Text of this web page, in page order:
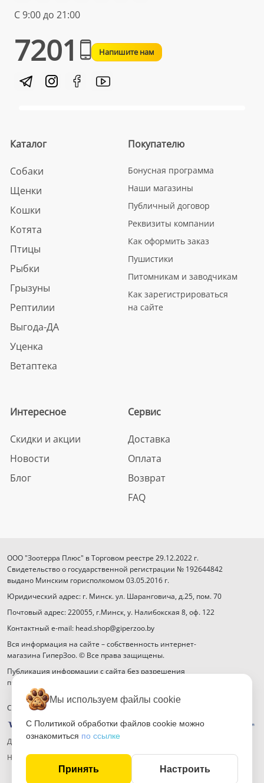
С 9:00 до 21:00
7201 Напишите нам
Каталог
Собаки
Щенки
Кошки
Котята
Птицы
Рыбки
Грызуны
Рептилии
Выгода-ДА
Уценка
Ветаптека
Покупателю
Бонусная программа
Наши магазины
Публичный договор
Реквизиты компании
Как оформить заказ
Пушистики
Питомникам и заводчикам
Как зарегистрироваться
на сайте
Интересное
Скидки и акции
Новости
Блог
Сервис
Доставка
Оплата
Возврат
FAQ
ООО "Зоотерра Плюс" в Торговом реестре 29.12.2022 г.
Свидетельство о государственной регистрации № 192644842
выдано Минским горисполкомом 03.05.2016 г.
Юридический адрес: г. Минск. ул. Шаранговича, д.25, пом. 70
Почтовый адрес: 220055, г.Минск, у. Налибокская 8, оф. 122
Контактный e-mail: head.shop@giperzoo.by
Вся информация на сайте – собственность интернет-
магазина ГиперЗоо. © Все права защищены.
Публикация информации с сайта без разрешения
правообладателя запрещена.
Способы оплаты
Договор публичной оферты
Настройка файлов cookie
Мы используем файлы cookie
С Политикой обработки файлов cookie можно
ознакомиться по ссылке
Принять Настроить